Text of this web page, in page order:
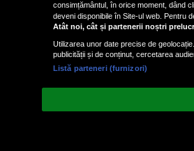
consimțământul, în orice moment, dând
deveni disponibile în Site-ul web. Pentru
Atât noi, cât și partenerii noștri
Utilizarea unor date precise de
publicității și de conținut, cercetarea
Listă parteneri (furnizori)